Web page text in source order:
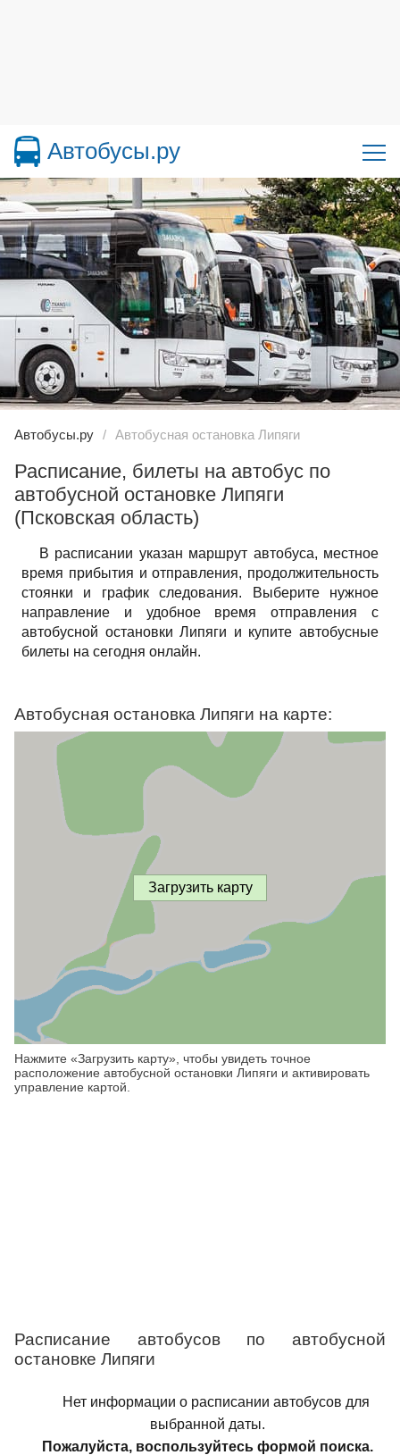
Автобусы.ру
Автобусы.ру Автобусная остановка Липяги
Расписание, билеты на автобус по
автобусной остановке Липяги
(Псковская область)
В расписании указан маршрут автобуса, местное
время прибытия и отправления, продолжительность
стоянки и график следования. Выберите нужное
направление и удобное время отправления с
автобусной остановки Липяги и купите автобусные
билеты на сегодня онлайн.
Автобусная остановка Липяги на карте:
Загрузить карту
Нажмите «Загрузить карту», чтобы увидеть точное
расположение автобусной остановки Липяги и активировать
управление картой.
Расписание автобусов по автобусной
остановке Липяги
Нет информации о расписании автобусов для
выбранной даты.
Пожалуйста, воспользуйтесь формой поиска.